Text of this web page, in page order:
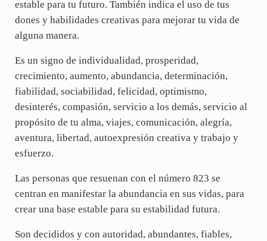
estable para tu futuro. También indica el uso de tus
dones y habilidades creativas para mejorar tu vida de
alguna manera.
Es un signo de individualidad, prosperidad,
crecimiento, aumento, abundancia, determinación,
fiabilidad, sociabilidad, felicidad, optimismo,
desinterés, compasión, servicio a los demás, servicio al
propósito de tu alma, viajes, comunicación, alegría,
aventura, libertad, autoexpresión creativa y trabajo y
esfuerzo.
Las personas que resuenan con el número 823 se
centran en manifestar la abundancia en sus vidas, para
crear una base estable para su estabilidad futura.
Son decididos y con autoridad, abundantes, fiables,